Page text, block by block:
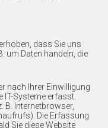
dass Sie uns
um Daten handeln, die
nach Ihrer Einwilligung
IT-Systeme erfasst.
B. Internetbrowser,
Die Erfassung
Sie diese Website